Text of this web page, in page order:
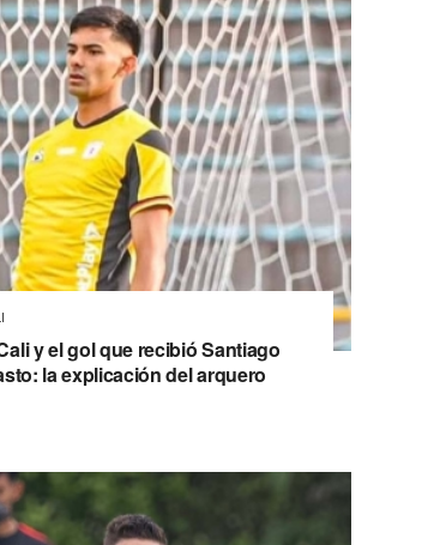
y el gol que recibió Santiago
la explicación del arquero